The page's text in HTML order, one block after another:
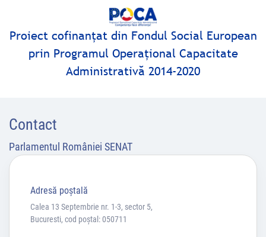
Proiect cofinanţat din Fondul Social European
prin Programul Operaţional Capacitate
Administrativă 2014-2020
Contact
Parlamentul României SENAT
Adresă poştală
Calea 13 Septembrie nr. 1-3, sector 5,
Bucuresti, cod poștal: 050711